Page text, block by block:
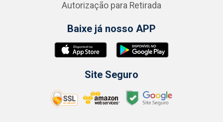
Autorização para Retirada
Baixe já nosso APP
Site Seguro